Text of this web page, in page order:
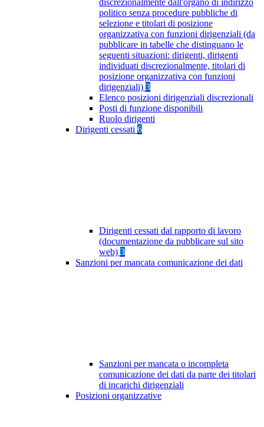
discrezionalmente dall'organo di indirizzo
politico senza procedure pubbliche di
selezione e titolari di posizione
organizzativa con funzioni dirigenziali (da
pubblicare in tabelle che distinguano le
seguenti situazioni: dirigenti, dirigenti
individuati discrezionalmente, titolari di
posizione organizzativa con funzioni
dirigenziali) 3
Elenco posizioni dirigenziali discrezionali
Posti di funzione disponibili
Ruolo dirigenti
Dirigenti cessati 6
Dirigenti cessati dal rapporto di lavoro
(documentazione da pubblicare sul sito
web) 3
Sanzioni per mancata comunicazione dei dati
Sanzioni per mancata o incompleta
comunicazione dei dati da parte dei titolari
di incarichi dirigenziali
Posizioni organizzative